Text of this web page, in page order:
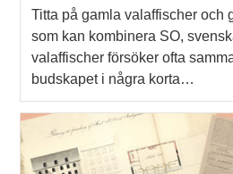
Titta på gamla valaffischer och
som kan kombinera SO,
valaffischer försöker ofta
budskapet i några korta…